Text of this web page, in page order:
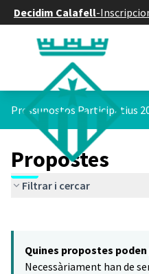
Decidim Calafell-
Pressupostos Participatius
Propostes
Filtrar i cercar
−
Quines propostes
Necessàriament han de